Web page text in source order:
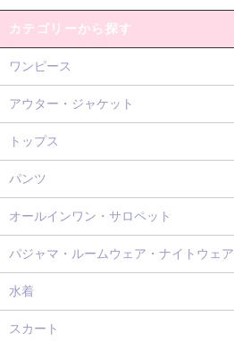
カテゴリーから探す
ワンピース
アウター・ジャケット
トップス
パンツ
オールインワン・サロペット
パジャマ・ルームウェア・ナイトウェア
水着
スカート